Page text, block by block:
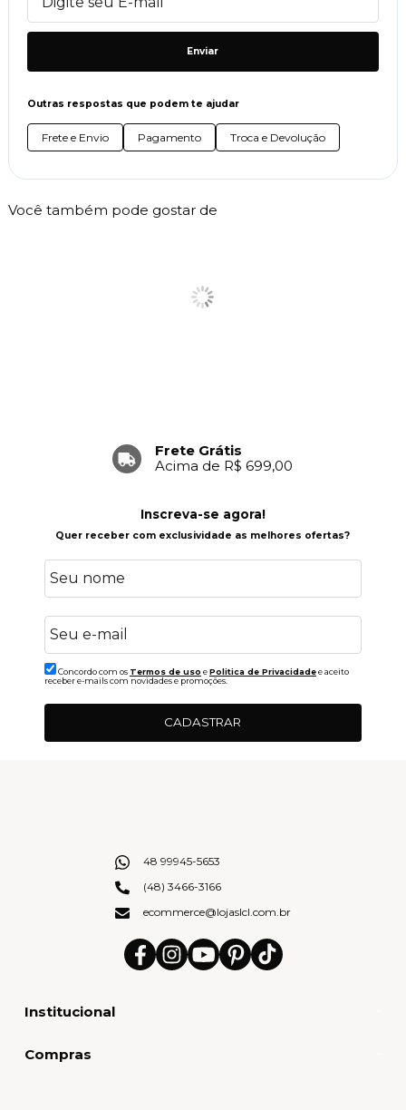
Enviar
Outras respostas que podem te ajudar
Frete e Envio Pagamento Troca e Devolução
Você também pode gostar de
Frete Grátis
Acima de R$ 699,00
Inscreva-se agora!
Quer receber com exclusividade as melhores ofertas?
Concordo com os Termos de uso ePolitica de Privacidadee aceito
receber e-mails com novidades e promoções.
CADASTRAR
Institucional
Compras
48 99945-5653
(48) 3466-3166
ecommerce@lojaslcl.com.br